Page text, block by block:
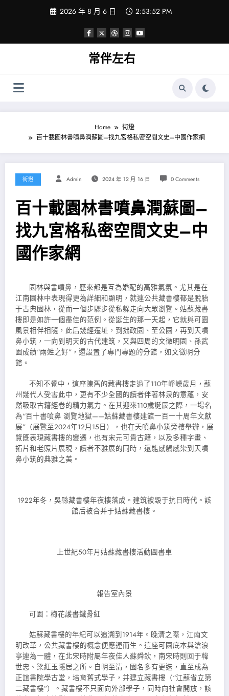
2026 年 8 月 6 日 2:53:53 PM
常伴左右
Home
街燈
百十載園林書噴鼻潤蘇圖–找九宮格私密空間文史–中國作家網
街燈 Admin 2024 年 12 月 16 日 0 Comments
百十載園林書噴鼻潤蘇圖–
找九宮格私密空間文史–中
國作家網
園林與書噴鼻，歷來都是互為婚配的高雅氣氛。尤其是在
江南園林中表現得更為詳細和顯明，就連公共藏書樓都是脫胎
于古典園林，從而一個步驟步從私躲走向大眾瀏覽。姑蘇藏書
樓即是如許一個盡佳的范例。從誕生的那一天起，它就與可園
風景相伴相隨，此后幾經遷址，到拙政園、至公園，再到天噴
鼻小筑，一向到明天的古代建筑，又與四周的文徵明園、孫武
園成績“兩姓之好”，還設置了專門專題的分館，如文徵明分
館。
不知不覺中，這座陳舊的藏書樓走過了110年崢嶸歲月，蘇
州幾代人受害此中，更有不少全國的讀者伴著林泉的意蘊，安
然吸取古籍經卷的精力氣力。在其迎來110歲誕辰之際，一場名
為“百十書噴鼻 瀏覽地獄——姑蘇藏書樓建館一百一十周年文獻
展”（展覽至2024年12月15日），也在天噴鼻小筑旁樓舉辦，展
覽既表現藏書樓的變遷，也有宋元可貴古籍，以及多種字畫、
拓片和老照片展現，讀者不雅展的同時，還能感觸感染到天噴
鼻小筑的典雅之美。
1922年冬，吳縣藏書樓年夜樓落成。建筑被毀于抗日時代。該
館后被合并于姑蘇藏書樓。
上世紀50年月姑蘇藏書樓活動圖書車
報告室內景
可園：梅花護書鐵骨紅
姑蘇藏書樓的年紀可以追溯到1914年。晚清之際，江南文
明改革，公共藏書樓的概念便應運而生。這座可園底本與滄浪
亭連為一體，在北宋時附屬年夜佳人蘇舜欽，南宋時則回于韓
世忠、梁紅玉隱居之所。自明至清，園名多有更迭，直至成為
正誼書院學古堂，培育舊式學子，并建立藏書樓（“江蘇省立第
二藏書樓”）。藏書樓不只面向外部學子，同時向社會開放，該